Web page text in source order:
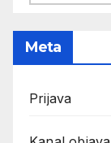
Meta
Prijava